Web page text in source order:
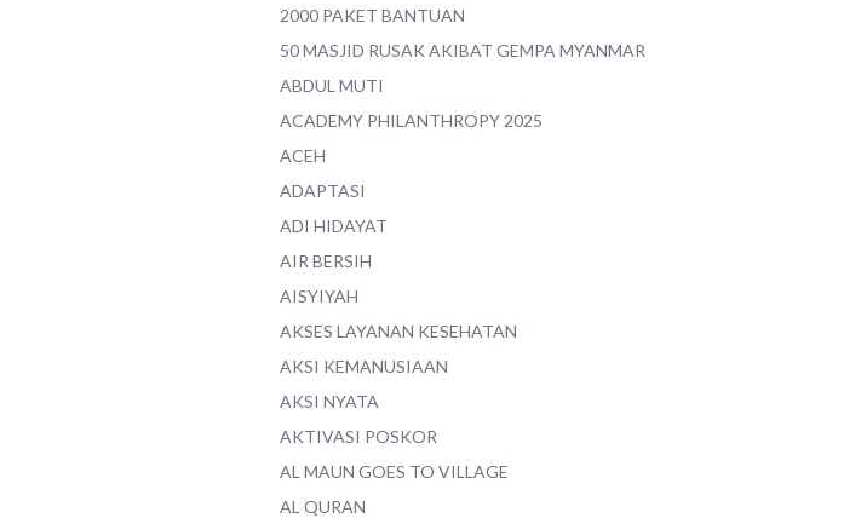
2000 PAKET BANTUAN
50 MASJID RUSAK AKIBAT GEMPA MYANMAR
ABDUL MUTI
ACADEMY PHILANTHROPY 2025
ACEH
ADAPTASI
ADI HIDAYAT
AIR BERSIH
AISYIYAH
AKSES LAYANAN KESEHATAN
AKSI KEMANUSIAAN
AKSI NYATA
AKTIVASI POSKOR
AL MAUN GOES TO VILLAGE
AL QURAN